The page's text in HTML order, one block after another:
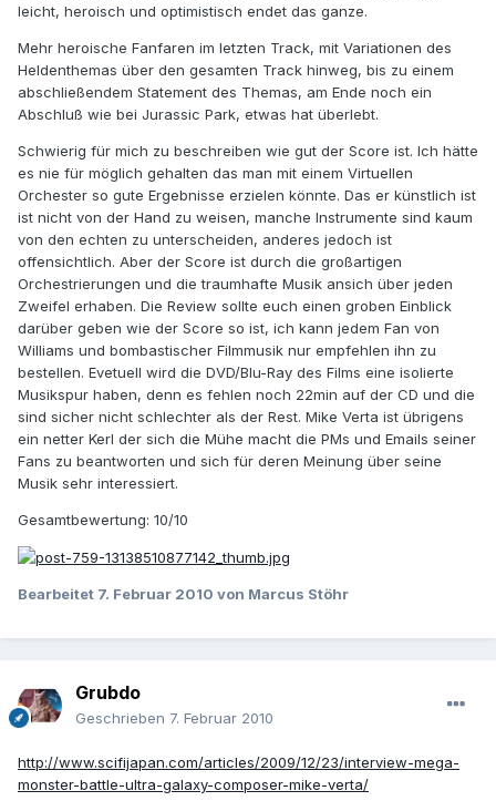
leicht, heroisch und optimistisch endet das ganze.
Mehr heroische Fanfaren im letzten Track, mit Variationen des
Heldenthemas über den gesamten Track hinweg, bis zu einem
abschließendem Statement des Themas, am Ende noch ein
Abschluß wie bei Jurassic Park, etwas hat überlebt.
Schwierig für mich zu beschreiben wie gut der Score ist. Ich hätte
es nie für möglich gehalten das man mit einem Virtuellen
Orchester so gute Ergebnisse erzielen könnte. Das er künstlich ist
ist nicht von der Hand zu weisen, manche Instrumente sind kaum
von den echten zu unterscheiden, anderes jedoch ist
offensichtlich. Aber der Score ist durch die großartigen
Orchestrierungen und die traumhafte Musik ansich über jeden
Zweifel erhaben. Die Review sollte euch einen groben Einblick
darüber geben wie der Score so ist, ich kann jedem Fan von
Williams und bombastischer Filmmusik nur empfehlen ihn zu
bestellen. Evetuell wird die DVD/Blu-Ray des Films eine isolierte
Musikspur haben, denn es fehlen noch 22min auf der CD und die
sind sicher nicht schlechter als der Rest. Mike Verta ist übrigens
ein netter Kerl der sich die Mühe macht die PMs und Emails seiner
Fans zu beantworten und sich für deren Meinung über seine
Musik sehr interessiert.
Gesamtbewertung: 10/10
Bearbeitet 7. Februar 2010 von Marcus Stöhr
Grubdo
Geschrieben 7. Februar 2010
http://www.scifijapan.com/articles/2009/12/23/interview-mega-
monster-battle-ultra-galaxy-composer-mike-verta/